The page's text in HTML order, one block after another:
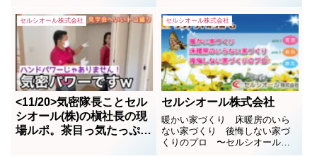
風景。今年は9月25日（土）ホテ
ル東日本宇都宮にて数社のスポ
ンサー支援の元、開催される。
家造りに床暖房の要らないダン
デライオンオーナーこと気密隊
長、槇さんもスポンサーの...
セルシオール株式会社
<11/20>気密隊長ことセル
シオール(株)の槇社長の現
場ルポ。茶目っ気たっぷり
セルシオール株式会社
セルシオール株式会社
暖かい家づくり 床暖房のいら
ない家づくり 後悔しない家づ
くりのプロ 〜セルシオール株